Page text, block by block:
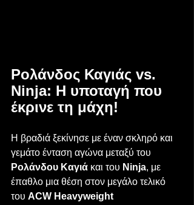
Ρολάνδος Καγιάς vs.
Ninja: Η υποταγή που
έκρινε τη μάχη!
Η βραδιά ξεκίνησε με έναν σκληρό και
γεμάτο ένταση αγώνα μεταξύ του
Ρολάνδου Καγιά και του Ninja, με
έπαθλο μια θέση στον μεγάλο τελικό
του ACW Heavyweight